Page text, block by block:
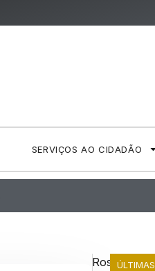
SERVIÇOS AO CIDADÃO
Rose